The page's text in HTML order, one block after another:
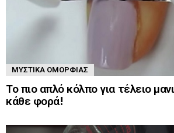
ΜΥΣΤΙΚΆ ΟΜΟΡΦΙΆΣ
Το πιο απλό κόλπο για τέλειο
κάθε φορά!